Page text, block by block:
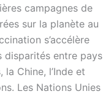
campagnes de
sur la planète au
s’accélère
disparités entre pays
Chine, l’Inde et
Les Nations Unies